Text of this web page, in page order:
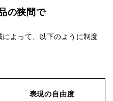
の狭間で
よって、以下のように制度
表現の自由度